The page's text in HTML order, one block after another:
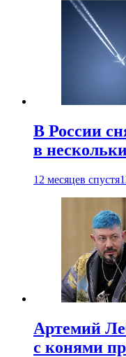
В России
в
12 месяцев спустя
Артемий
с конями